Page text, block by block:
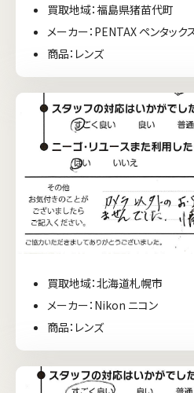
買取地域：福島県猪苗代町
メーカー：PENTAX ペンタック
商品：レンズ
買取地域：北海道札幌市
メーカー：Nikon ニコン
商品：レンズ